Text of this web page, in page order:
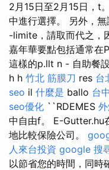
2月15日至2月15日，t
中進行選擇。 另外，
-limite，請取而代之，
嘉年華要點包括通常在
這樣的p.llt n - 自助餐
h h 竹北 筋膜刀 res 台
seo il 什麼是 ballo 台
seo優化 ``RDEMES
中自由f。 E-Gutter.hu
地比較保險公司。
人來台投資 google 搜
以節省您的時間，同時